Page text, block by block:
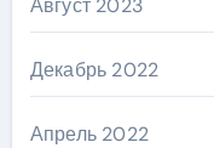
Август 2023
Декабрь 2022
Апрель 2022